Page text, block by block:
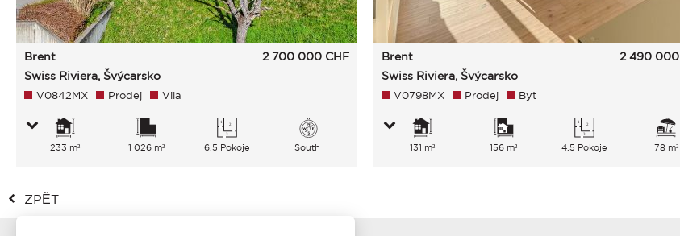
Brent
Swiss Riviera, Švýcarsko
2 700 000 CHF
V0842MX Prodej Vila
233 m² 1 026 m² 6.5 Pokoje South
Brent
Swiss Riviera, Švýcarsko
2 490 000
V0798MX Prodej Byt
131 m² 156 m² 4.5 Pokoje 78 m²
ZPĚT